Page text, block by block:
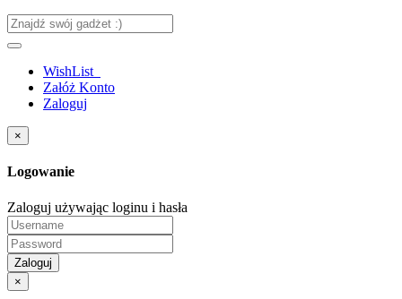
WishList
Załóż Konto
Zaloguj
×
Logowanie
Zaloguj używając loginu i hasła
Zaloguj
×